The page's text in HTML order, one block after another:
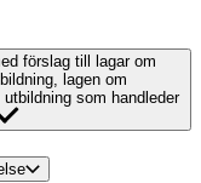
förslag till lagar om
lagen om
som handleder